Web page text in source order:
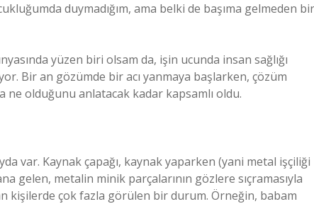
duymadığım, ama belki de başıma gelmeden bir
yüzen biri olsam da, işin ucunda insan sağlığı
Bir an gözümde bir acı yanmaya başlarken, çözüm
ne olduğunu anlatacak kadar kapsamlı oldu.
var. Kaynak çapağı, kaynak yaparken (yani metal işçiliği
gelen, metalin minik parçalarının gözlere sıçramasıyla
kişilerde çok fazla görülen bir durum. Örneğin, babam